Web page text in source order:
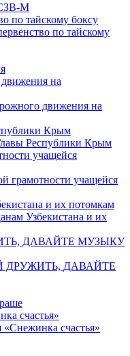
СЗВ-М
по тайскому
движения на
Республики Крым
грамотности учащейся
Узбекистана и их
ДРУЖИТЬ, ДАВАЙТЕ
«Снежинка счастья»